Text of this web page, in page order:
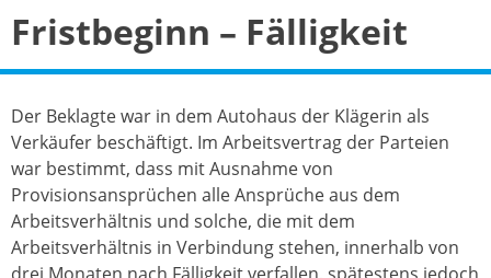
Fristbeginn – Fälligkeit
Der Beklagte war in dem Autohaus der Klägerin als
Verkäufer beschäftigt. Im Arbeitsvertrag der Parteien
war bestimmt, dass mit Ausnahme von
Provisionsansprüchen alle Ansprüche aus dem
Arbeitsverhältnis und solche, die mit dem
Arbeitsverhältnis in Verbindung stehen, innerhalb von